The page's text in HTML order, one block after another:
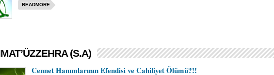
READMORE
(S.A)
Cennet Hanımlarının Efendisi ve Cahiliyet Ölümü?!!